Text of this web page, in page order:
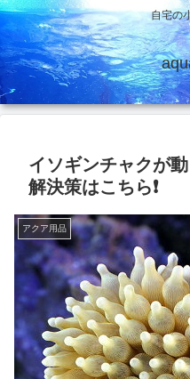
自宅の
イソギンチャクが
解決策はこちら❗
アクア用品